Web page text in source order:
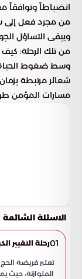
انضباطاً وتوافقاً
من مجرد فعل
ويبقى التساؤل
من تلك الرحلة:
وسط ضغوط الحياة
شعائر مرتبطة
مسارات المؤمن
الاسئلة الشائعة
01رحلة التغيير
تعتبر فريضة
المتوازنة، حيث